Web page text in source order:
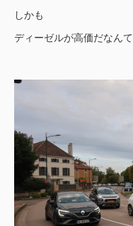
しかも
ディーゼルが高価だなんて